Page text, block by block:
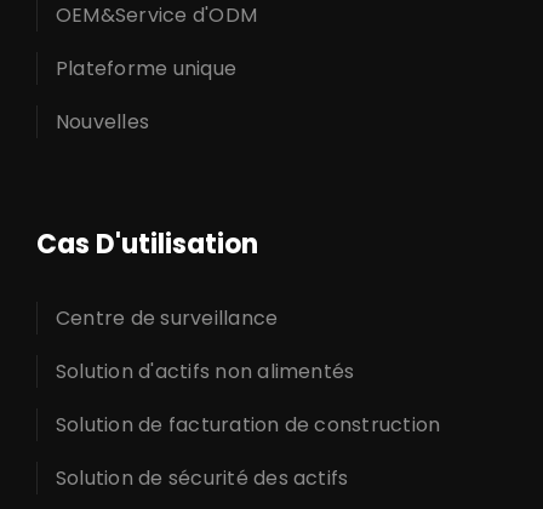
OEM&Service d'ODM
Plateforme unique
Nouvelles
Cas D'utilisation
Centre de surveillance
Solution d'actifs non alimentés
Solution de facturation de construction
Solution de sécurité des actifs